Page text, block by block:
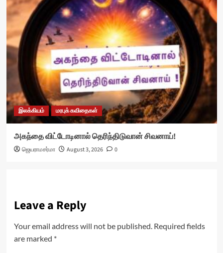
இலக்கியம் மரபுக் கவிதைகள்
அகந்தை விட்டோடினால் தெரிந்திடுவான் சிவனாய்!
ஜெயராமசர்மா August 3, 2026 0
Leave a Reply
Your email address will not be published. Required fields
are marked *